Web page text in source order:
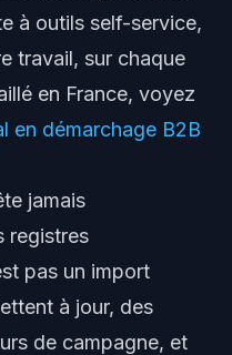
à outils self-service,
travail, sur chaque
en France, voyez
en démarchage B2B
jamais
registres
pas un import
à jour, des
de campagne, et